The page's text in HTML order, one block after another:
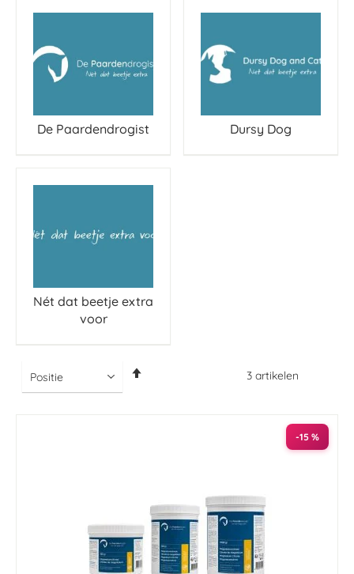
De Paardendrogist Dursy Dog
Nét dat beetje extra
voor
3 artikelen
-15 %